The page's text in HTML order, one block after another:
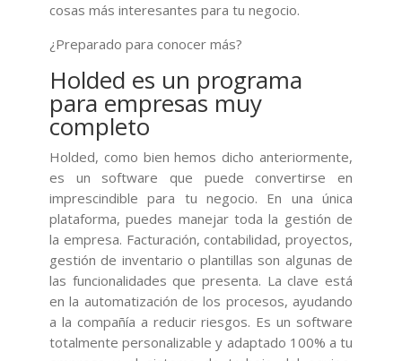
cosas más interesantes para tu negocio.
¿Preparado para conocer más?
Holded es un programa
para empresas muy
completo
Holded, como bien hemos dicho anteriormente,
es un software que puede convertirse en
imprescindible para tu negocio. En una única
plataforma, puedes manejar toda la gestión de
la empresa. Facturación, contabilidad, proyectos,
gestión de inventario o plantillas son algunas de
las funcionalidades que presenta. La clave está
en la automatización de los procesos, ayudando
a la compañía a reducir riesgos. Es un software
totalmente personalizable y adaptado 100% a tu